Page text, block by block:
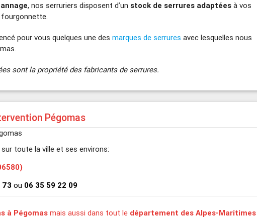
, nos serruriers disposent d’unstock de serrures adaptées à vos
pour vous quelques une desmarques de serrures avec lesquelles nous
sont la propriété des fabricants de serrures.
Pégomas
toute la ville et ses environs:
73 ou 06 35 59 22 09
à Pégomas mais aussi dans tout le département des Alpes-Maritimes